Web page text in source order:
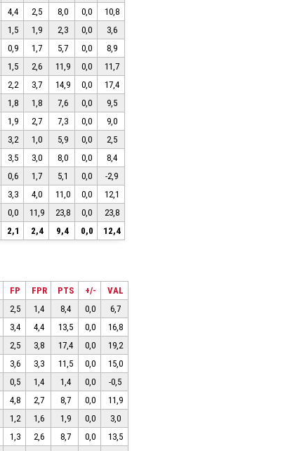
4,4 2,5 8,0 0,0
10,8
1,5 1,9 2,3 0,0
3,6
0,9 1,7 5,7 0,0
8,9
1,5 2,6 11,9 0,0
11,7
2,2 3,7 14,9 0,0
17,4
1,8 1,8 7,6 0,0
9,5
1,9 2,7 7,3 0,0
9,0
3,2 1,0 5,9 0,0
2,5
3,5 3,0 8,0 0,0
8,4
0,6 1,7 5,1 0,0
-2,9
3,3 4,0 11,0 0,0
12,1
0,0 11,9 23,8 0,0
23,8
2,1 2,4 9,4 0,0 12,4
FP FPR PTS +/-
VAL
2,5 1,4 8,4 0,0
6,7
3,4 4,4 13,5 0,0
16,8
2,5 3,8 17,4 0,0
19,2
3,6 3,3 11,5 0,0
15,0
0,5 1,4 1,4 0,0
-0,5
4,8 2,7 8,7 0,0
11,9
1,2 1,6 1,9 0,0
3,0
1,3 2,6 8,7 0,0
13,5